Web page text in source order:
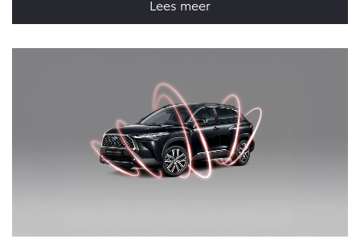
Navigatie updates
Lees meer